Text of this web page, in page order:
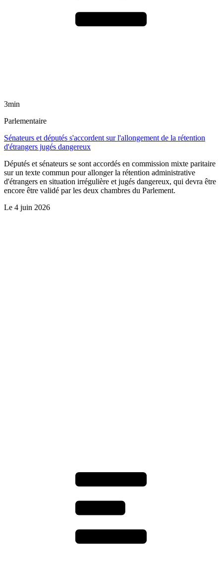
3min
Parlementaire
Sénateurs et députés s'accordent sur l'allongement de la rétention
d'étrangers jugés dangereux
Députés et sénateurs se sont accordés en commission mixte paritaire
sur un texte commun pour allonger la rétention administrative
d'étrangers en situation irrégulière et jugés dangereux, qui devra être
encore être validé par les deux chambres du Parlement.
Le 4 juin 2026